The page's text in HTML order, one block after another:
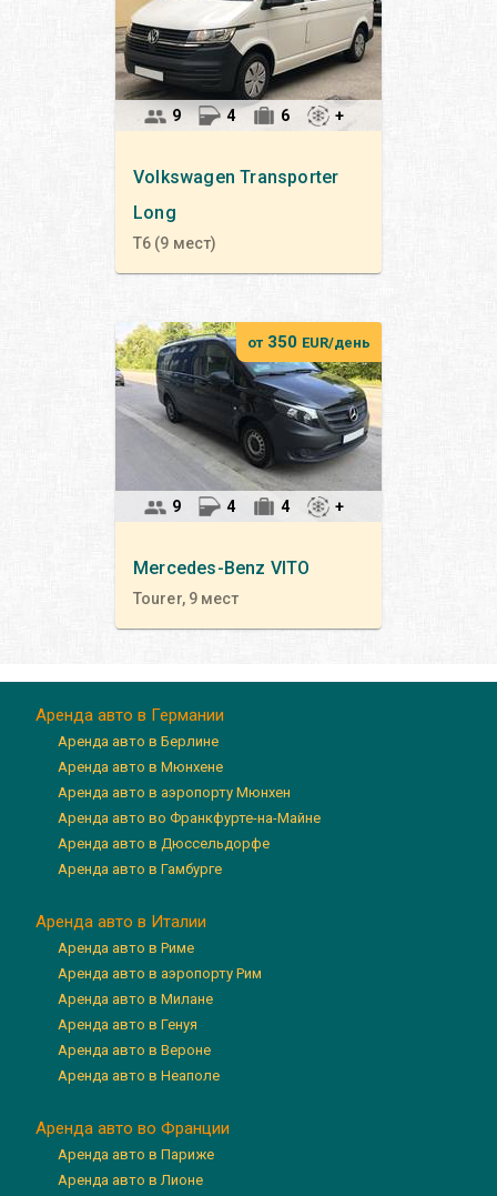
Volkswagen Transporter
Long
T6 (9 мест)
9 4 6 +
Mercedes-Benz VITO
Tourer, 9 мест
от 350 EUR/день
9 4 4 +
Аренда авто в Германии
Аренда авто в Берлине
Аренда авто в Мюнхене
Аренда авто в аэропорту Мюнхен
Аренда авто во Франкфурте-на-Майне
Аренда авто в Дюссельдорфе
Аренда авто в Гамбурге
Аренда авто в Италии
Аренда авто в Риме
Аренда авто в аэропорту Рим
Аренда авто в Милане
Аренда авто в Генуя
Аренда авто в Вероне
Аренда авто в Неаполе
Аренда авто во Франции
Аренда авто в Париже
Аренда авто в Лионе